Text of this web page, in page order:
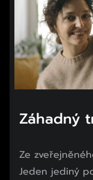
Záhadný
Ze
Jeden jediný